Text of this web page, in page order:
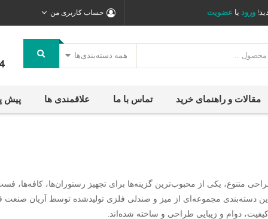
ورود یا عضویت حساب کاربری من
همه دسته‌بندی‌ها
مقالات و راهنمای خرید تماس با ما علاقمندی ها پیش
متنوع، یکی از محبوب‌ترین گزینه‌ها برای تجهیز رستوران‌ها، کافه‌ها،
مجموعه‌ای از میز و صندلی فلزی تولیدشده توسط آریان صنعت
دوام و زیبایی طراحی و ساخته شده‌اند.